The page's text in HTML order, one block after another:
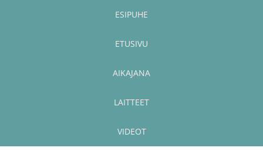
ESIPUHE
ETUSIVU
AIKAJANA
LAITTEET
VIDEOT